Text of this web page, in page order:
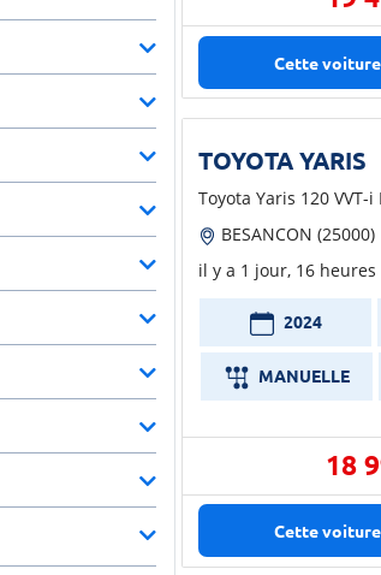
Cette
TOYOTA YARIS
Toyota Yaris 120 VVT-
BESANCON (25000)
il y a 1 jour, 16 heures
2024
MANUELLE
18
Cette